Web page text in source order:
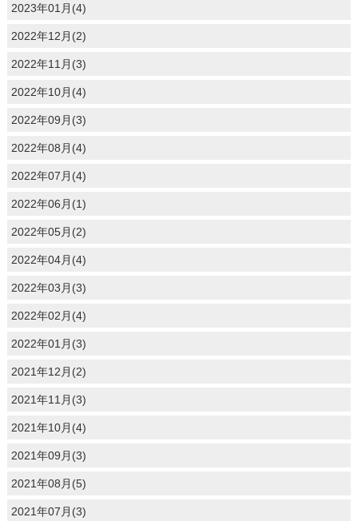
2023年01月(4)
2022年12月(2)
2022年11月(3)
2022年10月(4)
2022年09月(3)
2022年08月(4)
2022年07月(4)
2022年06月(1)
2022年05月(2)
2022年04月(4)
2022年03月(3)
2022年02月(4)
2022年01月(3)
2021年12月(2)
2021年11月(3)
2021年10月(4)
2021年09月(3)
2021年08月(5)
2021年07月(3)